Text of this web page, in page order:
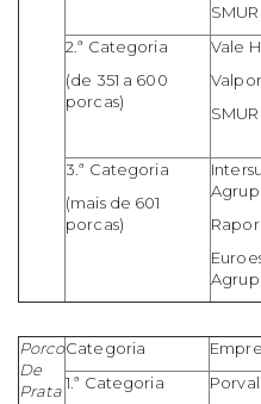
2.ª Categoria
(de 351 a 600
porcas)
Vale
Valpor
3.ª Categoria
(mais de 601
porcas)
Porco
De
Prata
Categoria
1.ª Categoria